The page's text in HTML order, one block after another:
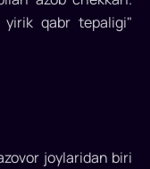
qabr tepaligi"
joylaridan biri